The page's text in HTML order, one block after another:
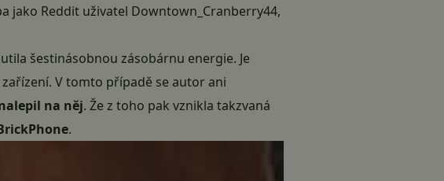
jako Reddit uživatel Downtown_Cranberry44,
šestinásobnou zásobárnu energie. Je
V tomto případě se autor ani
na něj. Že z toho pak vznikla takzvaná
.